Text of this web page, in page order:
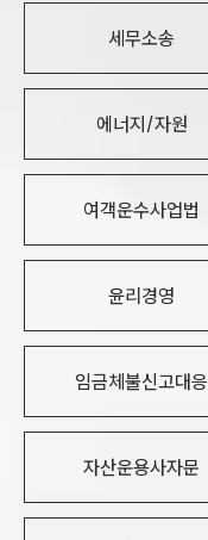
세무소송
에너지/자원
여객운수사업법
윤리경영
임금체불신고대응
자산운용사자문